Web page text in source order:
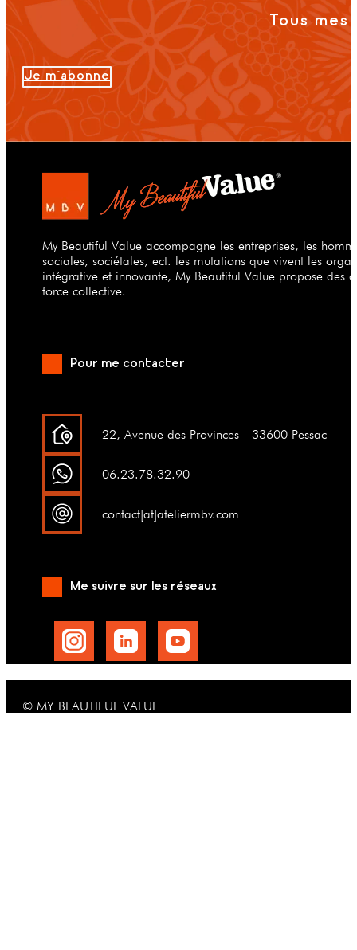
Tous
Je m'abonne
My Beautiful Value accompagne les entreprises, les
sociales, sociétales, ect. les mutations que vivent les
intégrative et innovante, My Beautiful Value propose des
force collective.
Pour me contacter
22, Avenue des Provinces - 33600 Pessac
06.23.78.32.90
contact[at]ateliermbv.com
Me suivre sur les réseaux
© MY BEAUTIFUL VALUE